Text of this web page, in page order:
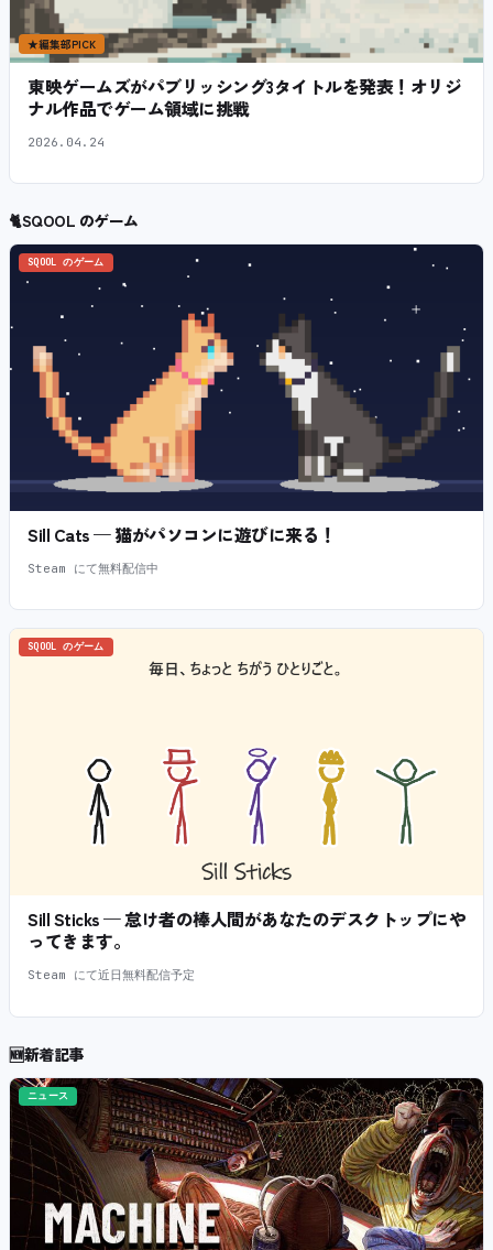
★編集部PICK
東映ゲームズがパブリッシング3タイトルを発表！オリジ
ナル作品でゲーム領域に挑戦
2026.04.24
🐈SQOOL のゲーム
SQOOL のゲーム
Sill Cats — 猫がパソコンに遊びに来る！
Steam にて無料配信中
SQOOL のゲーム
Sill Sticks — 怠け者の棒人間があなたのデスクトップにや
ってきます。
Steam にて近日無料配信予定
🆕新着記事
ニュース